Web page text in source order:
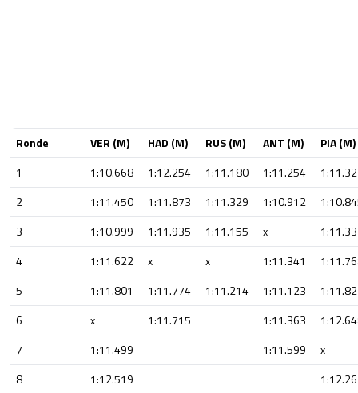
Ronde VER (M) HAD (M) RUS (M) ANT (M)
PIA (M)
1
1:10.668 1:12.254 1:11.180 1:11.254
2
1:11.450 1:11.873 1:11.329 1:10.912
3
1:10.999 1:11.935 1:11.155 x
4
1:11.622 x x 1:11.341
5
1:11.801 1:11.774 1:11.214 1:11.123
6
x 1:11.715 1:11.363
7
1:11.499 1:11.599
x
8
1:12.519